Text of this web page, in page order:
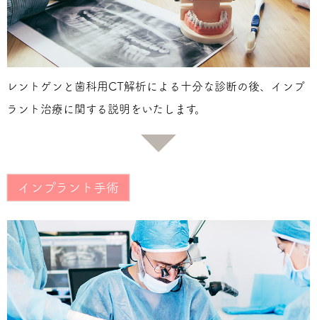
レントゲンと歯科用CT解析による十分な診断の後、インプ
ラント治療に関する説明をいたします。
インプラント手術